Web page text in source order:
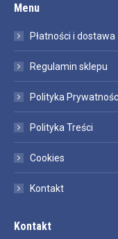
Menu
Płatności i dostawa
Regulamin sklepu
Polityka
Polityka Treści
Cookies
Kontakt
Kontakt